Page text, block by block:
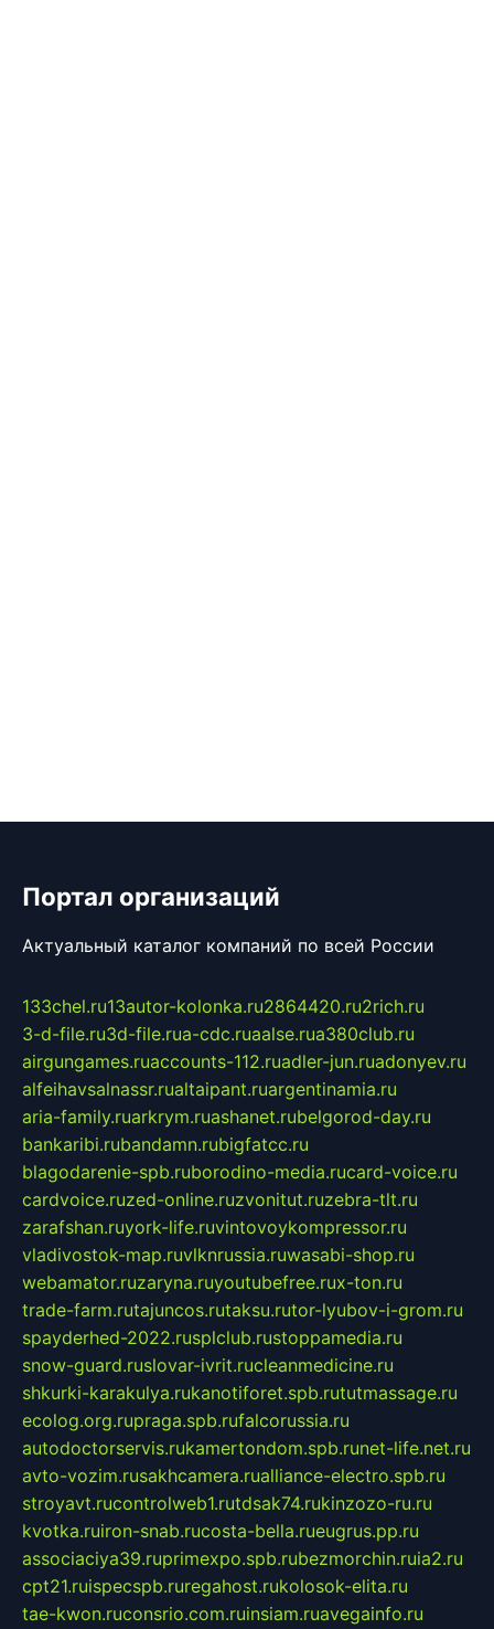
Портал организаций
Актуальный каталог компаний по всей России
133chel.ru13autor-kolonka.ru2864420.ru2rich.ru
3-d-file.ru3d-file.rua-cdc.ruaalse.rua380club.ru
airgungames.ruaccounts-112.ruadler-jun.ruadonyev.ru
alfeihavsalnassr.rualtaipant.ruargentinamia.ru
aria-family.ruarkrym.ruashanet.rubelgorod-day.ru
bankaribi.rubandamn.rubigfatcc.ru
blagodarenie-spb.ruborodino-media.rucard-voice.ru
cardvoice.ruzed-online.ruzvonitut.ruzebra-tlt.ru
zarafshan.ruyork-life.ruvintovoykompressor.ru
vladivostok-map.ruvlknrussia.ruwasabi-shop.ru
webamator.ruzaryna.ruyoutubefree.rux-ton.ru
trade-farm.rutajuncos.rutaksu.rutor-lyubov-i-grom.ru
spayderhed-2022.rusplclub.rustoppamedia.ru
snow-guard.ruslovar-ivrit.rucleanmedicine.ru
shkurki-karakulya.rukanotiforet.spb.rututmassage.ru
ecolog.org.rupraga.spb.rufalcorussia.ru
autodoctorservis.rukamertondom.spb.runet-life.net.ru
avto-vozim.rusakhcamera.rualliance-electro.spb.ru
stroyavt.rucontrolweb1.rutdsak74.rukinzozo-ru.ru
kvotka.ruiron-snab.rucosta-bella.rueugrus.pp.ru
associaciya39.ruprimexpo.spb.rubezmorchin.ruia2.ru
cpt21.ruispecspb.ruregahost.rukolosok-elita.ru
tae-kwon.ruconsrio.com.ruinsiam.ruavegainfo.ru